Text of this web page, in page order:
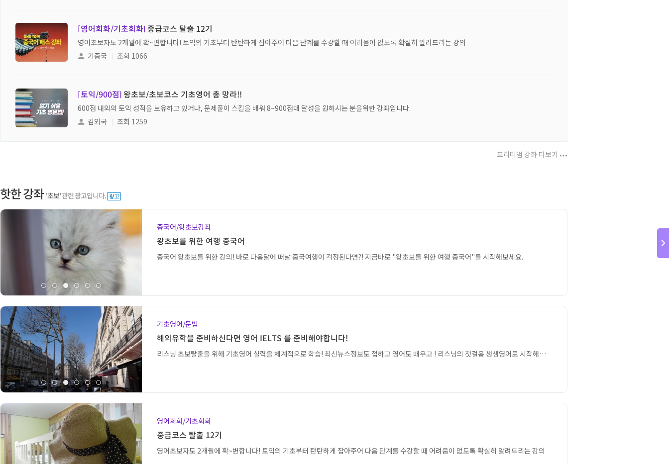
[영어회화/기초회화]중급코스 탈출 12기
영어초보자도 2개월에 확~변합니다! 토익의 기초부터 탄탄하게 잡아주어 다음 단계를 수강할 때 어려움이 없도록 확실히 알려드리는 강의
기중국 | 조회 1066
[토익/900점]왕초보/초보코스 기초영어 총 망라!!
600점 내외의 토익 성적을 보유하고 있거나, 문제풀이 스킬을 배워 8~900점대 달성을 원하시는 분을위한 강좌입니다.
김외국 | 조회 1259
프리미엄 강좌 더보기
핫한 강좌 '초보'관련 광고입니다.
중국어/왕초보강좌
왕초보를 위한 여행 중국어
중국어 왕초보를 위한 강의! 바로 다음달에 떠날 중국여행이 걱정된다면?! 지금바로 "왕초보를 위한 여행 중국어"를 시작해보세요.
기초영어/문법
해외유학을 준비하신다면 영어 IELTS 를 준비해야합니다!
리스닝 초보탈출을 위해 기초영어 실력을 체계적으로 학습! 최신뉴스정보도 접하고 영어도 배우고 ! 리스닝의 첫걸음 생생영어로 시작해보세요.
영어회화/기초회화
중급코스 탈출 12기
영어초보자도 2개월에 확~변합니다! 토익의 기초부터 탄탄하게 잡아주어 다음 단계를 수강할 때 어려움이 없도록 확실히 알려드리는 강의